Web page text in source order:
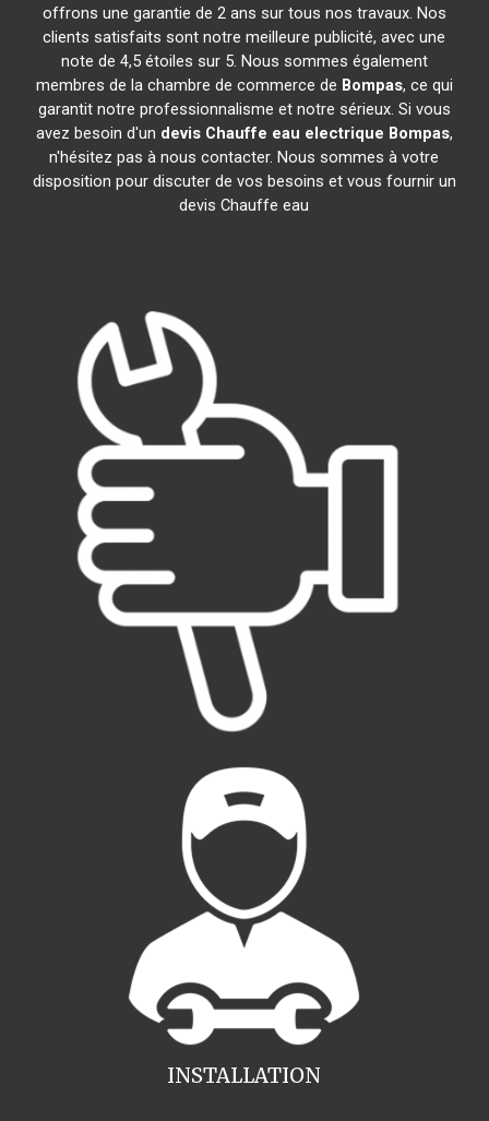
offrons une garantie de 2 ans sur tous nos travaux. Nos
clients satisfaits sont notre meilleure publicité, avec une
note de 4,5 étoiles sur 5. Nous sommes également
membres de la chambre de commerce de Bompas, ce qui
garantit notre professionnalisme et notre sérieux. Si vous
avez besoin d'un devis Chauffe eau electrique Bompas,
n'hésitez pas à nous contacter. Nous sommes à votre
disposition pour discuter de vos besoins et vous fournir un
devis Chauffe eau
INSTALLATION